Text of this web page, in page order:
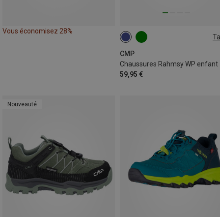
Vous économisez 28%
CMP
Chaussures Rahmsy WP enfant
59,95 €
Nouveauté